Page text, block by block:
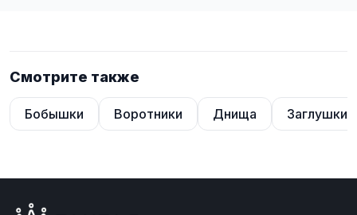
Смотрите также
Бобышки Воротники Днища Заглушки